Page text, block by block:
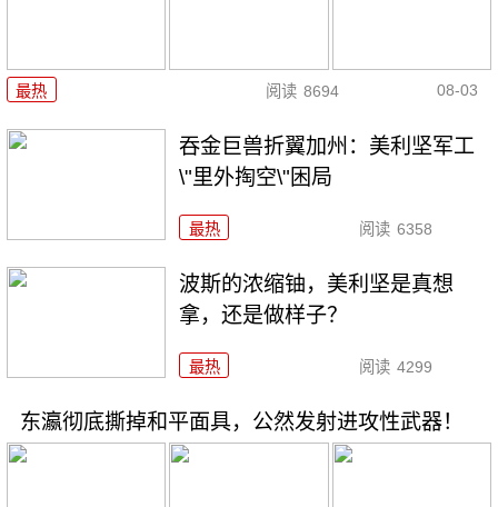
最热 阅读 8694 08-03
吞金巨兽折翼加州：美利坚军工
\"里外掏空\"困局
最热 阅读 6358
波斯的浓缩铀，美利坚是真想
拿，还是做样子？
最热 阅读 4299
东瀛彻底撕掉和平面具，公然发射进攻性武器！